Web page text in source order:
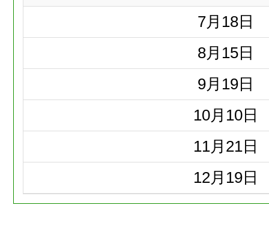
7月 18日
8月 15日
9月 19日
10月 10日
11月 21日
12月 19日